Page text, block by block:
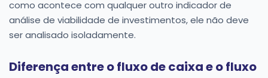
como acontece com qualquer outro indicador de
análise de viabilidade de investimentos, ele não deve
ser analisado isoladamente.
Diferença entre o fluxo de caixa e o fluxo